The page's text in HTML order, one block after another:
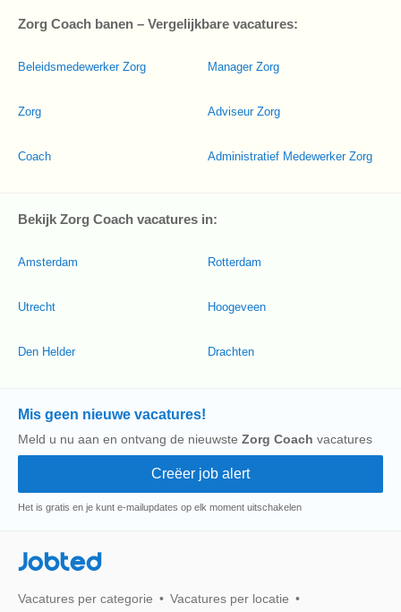
Zorg Coach banen – Vergelijkbare vacatures:
Beleidsmedewerker Zorg
Zorg
Coach
Manager Zorg
Adviseur Zorg
Administratief Medewerker Zorg
Bekijk Zorg Coach vacatures in:
Amsterdam
Utrecht
Den Helder
Rotterdam
Hoogeveen
Drachten
Mis geen nieuwe vacatures!
Meld u nu aan en ontvang de nieuwste Zorg Coach vacatures
Het is gratis en je kunt e-mailupdates op elk moment uitschakelen
Jobted
Vacatures per categorie Vacatures per locatie